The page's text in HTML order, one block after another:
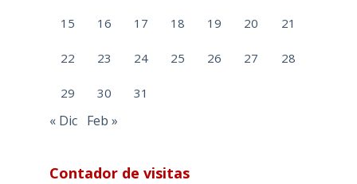
15 16 17 18 19 20 21
22 23 24 25 26 27 28
29 30 31
« Dic Feb »
Contador de visitas